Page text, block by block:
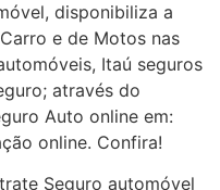
disponibiliza a
e de Motos nas
Itaú seguros
através do
Auto online em:
online. Confira!
Seguro automóvel